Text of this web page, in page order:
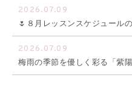
2026.07.09
🌷８月レッスンスケジュール
2026.07.09
梅雨の季節を優しく彩る「紫